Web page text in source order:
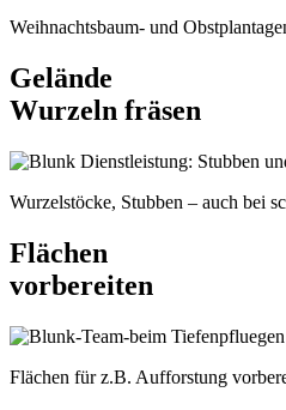
Weihnachtsbaum- und
Gelände
Wurzeln fräsen
Wurzelstöcke, Stubben – auch bei
Flächen
vorbereiten
Flächen für z.B. Aufforstung